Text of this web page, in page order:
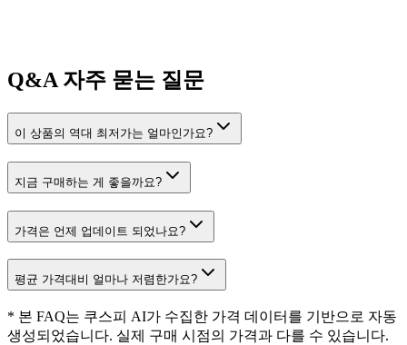
Q&A자주 묻는 질문
이 상품의 역대 최저가는 얼마인가요?
지금 구매하는 게 좋을까요?
가격은 언제 업데이트 되었나요?
평균 가격대비 얼마나 저렴한가요?
* 본 FAQ는 쿠스피 AI가 수집한 가격 데이터를 기반으로 자동
생성되었습니다. 실제 구매 시점의 가격과 다를 수 있습니다.